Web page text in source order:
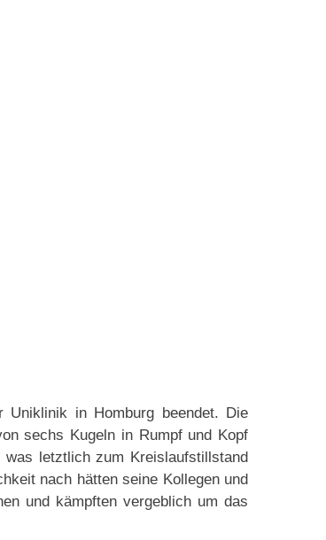
Uniklinik in Homburg beendet. Die
sechs Kugeln in Rumpf und Kopf
letztlich zum Kreislaufstillstand
nach hätten seine Kollegen und
und kämpften vergeblich um das